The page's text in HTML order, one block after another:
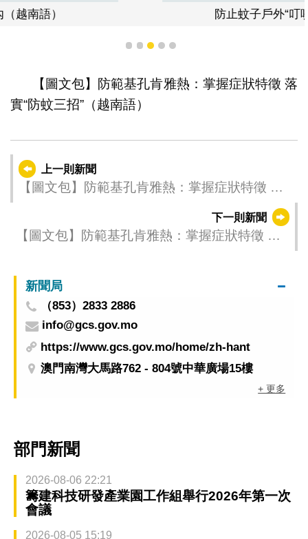
防止蚊子戶外“叮咬”（越南語）
1 2 3 4 5
【圖文包】防範基孔肯雅熱：掌握症狀特徵 落
實“防蚊三招”（越南語）
上一則新聞
【圖文包】防範基孔肯雅熱：掌握症狀特徵 落
下一則新聞
【圖文包】防範基孔肯雅熱：掌握症狀特徵 落
新聞局
（853）2833 2886
info@gcs.gov.mo
https://www.gcs.gov.mo/home/zh-hant
澳門南灣大馬路762 - 804號中華廣場15樓
+ 更多
部門新聞
2026-08-06 22:21
籌建科技研發產業園工作組舉行2026年第一次
會議
2026-08-05 15:19